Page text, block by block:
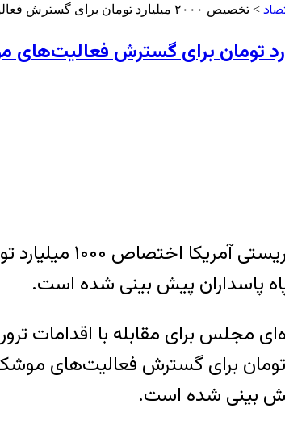
> تخصیص ۲۰۰۰ میلیارد تومان برای گسترش فعالیت‌های موشکی و سپاه قدس
رئیس مرکز پژوهش های مجلس شورای اسلامی
کاظم جلالی در گفت‌وگو با خبرگزاری صداوسیما با اشاره به طرح ۱۷ ماده‌ای مجلس
طرح در راستای حمایت از نیروهای مسلح، اختصاص ۱۰۰۰ میلیارد تومان